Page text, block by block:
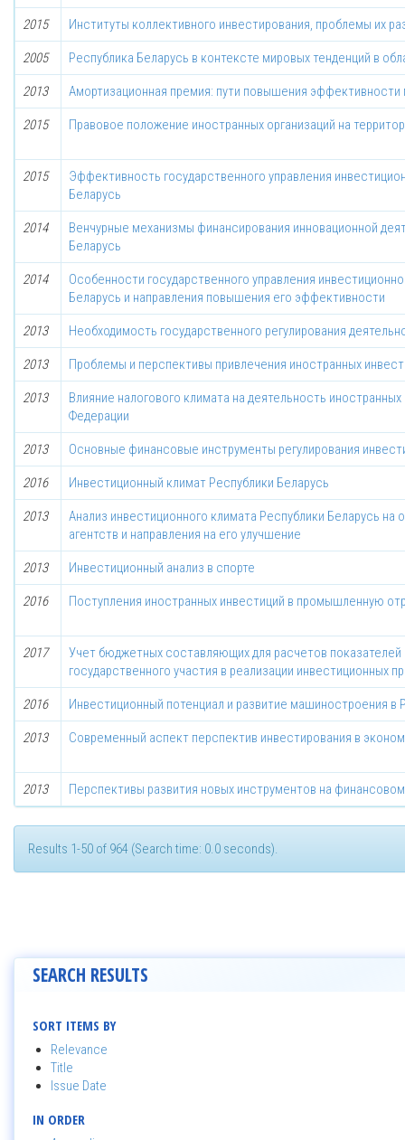
2015 Институты коллективного инвестирования, проблемы их
2005 Республика Беларусь в контексте мировых тенденций в
2013 Амортизационная премия: пути повышения эффективности
2015 Правовое положение иностранных организаций на
2015
Эффективность государственного управления
Беларусь
2014
Венчурные механизмы финансирования инновационной
Беларусь
2014
Особенности государственного управления
Беларусь и направления повышения его эффективности
2013 Необходимость государственного регулирования
2013 Проблемы и перспективы привлечения иностранных
2013
Влияние налогового климата на деятельность
Федерации
2013 Основные финансовые инструменты регулирования
2016 Инвестиционный климат Республики Беларусь
2013
Анализ инвестиционного климата Республики Беларусь на
агентств и направления на его улучшение
2013 Инвестиционный анализ в спорте
2016 Поступления иностранных инвестиций в промышленную
2017
Учет бюджетных составляющих для расчетов
государственного участия в реализации инвестиционных
2016 Инвестиционный потенциал и развитие машиностроения в
2013 Современный аспект перспектив инвестирования в
2013 Перспективы развития новых инструментов на
Results 1-50 of 964 (Search time: 0.0 seconds).
SEARCH RESULTS
SORT ITEMS BY
Relevance
Title
Issue Date
IN ORDER